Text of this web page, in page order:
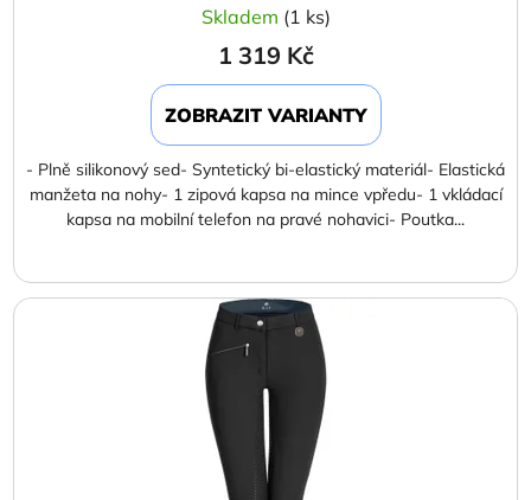
Skladem (1 ks)
1 319 Kč
ZOBRAZIT VARIANTY
- Plně silikonový sed- Syntetický bi-elastický materiál- Elastická
manžeta na nohy- 1 zipová kapsa na mince vpředu- 1 vkládací
kapsa na mobilní telefon na pravé nohavici- Poutka...